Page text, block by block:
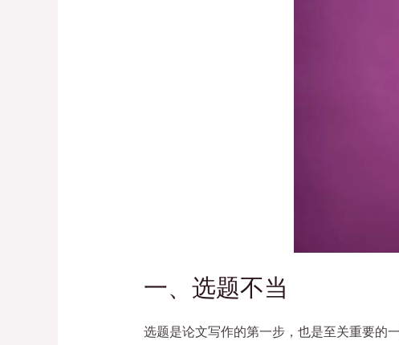
一、选题不当
选题是论文写作的第一步，也是至关重要的